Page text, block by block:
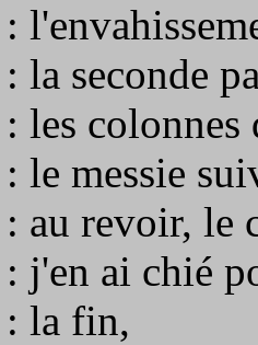
:
: la seconde
: les colonnes
: le messie
: au revoir, le
: j'en ai chié
: la fin,